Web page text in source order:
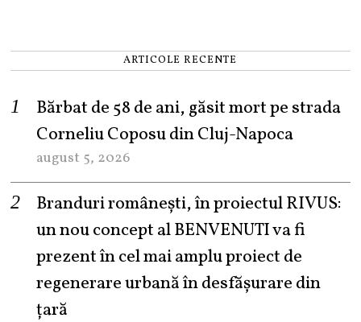
ARTICOLE RECENTE
Bărbat de 58 de ani, găsit mort pe strada
Corneliu Coposu din Cluj-Napoca
august 5, 2026
Branduri românești, în proiectul RIVUS:
un nou concept al BENVENUTI va fi
prezent în cel mai amplu proiect de
regenerare urbană în desfășurare din
țară